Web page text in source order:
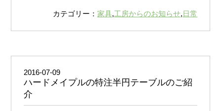
カテゴリー：家具,工房からのお知らせ,日常
2016-07-09
ハードメイプルの特注半円テーブルのご紹
介